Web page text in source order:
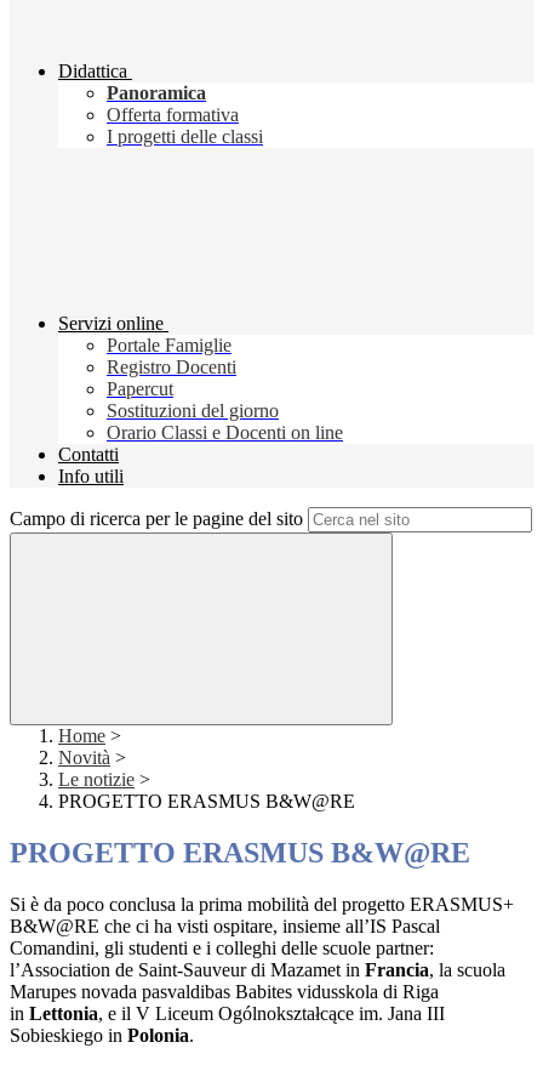
Didattica
Panoramica
Offerta formativa
I progetti delle classi
Servizi online
Portale Famiglie
Registro Docenti
Papercut
Sostituzioni del giorno
Orario Classi e Docenti on line
Contatti
Info utili
Campo di ricerca per le pagine del sito
Home >
Novità >
Le notizie >
PROGETTO ERASMUS B&W@RE
PROGETTO ERASMUS B&W@RE
Si è da poco conclusa la prima mobilità del progetto ERASMUS+
B&W@RE che ci ha visti ospitare, insieme all’IS Pascal
Comandini, gli studenti e i colleghi delle scuole partner:
l’Association de Saint-Sauveur di Mazamet in Francia, la scuola
Marupes novada pasvaldibas Babites vidusskola di Riga
in Lettonia, e il V Liceum Ogólnokształcące im. Jana III
Sobieskiego in Polonia.